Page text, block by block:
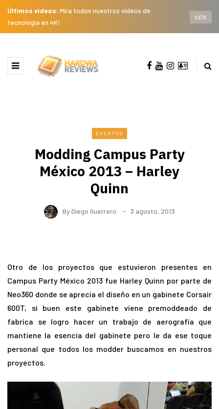
Últimos videos: Mira todos nuestros videos de
tecnología en 4K!
VER
EVENTOS
Modding Campus Party
México 2013 – Harley
Quinn
ByDiego Guerrero 3 agosto, 2013
Otro de los proyectos que estuvieron presentes en
Campus Party México 2013 fue Harley Quinn por parte de
Neo360 donde se aprecia el diseño en un gabinete Corsair
600T, si buen este gabinete viene premoddeado de
fabrica se logro hacer un trabajo de aerografía que
mantiene la esencia del gabinete pero le da ese toque
personal que todos los modder buscamos en nuestros
proyectos.